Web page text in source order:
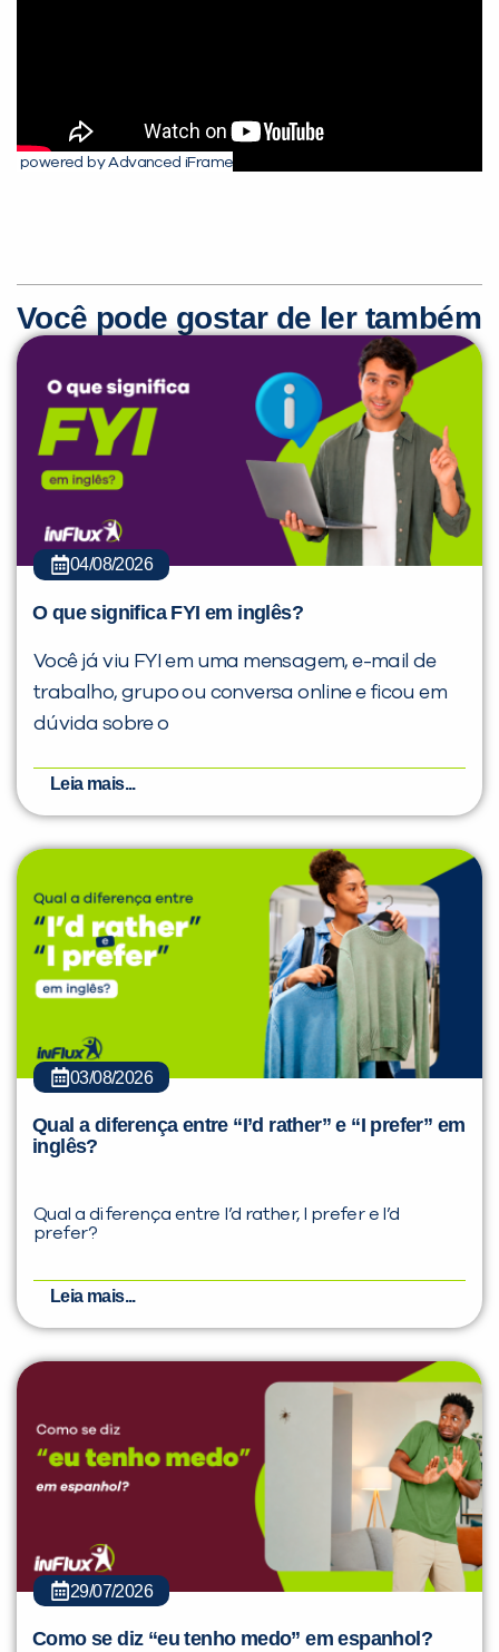
powered by Advanced iFrame
Você pode gostar de ler também
04/08/2026
O que significa FYI em inglês?
Você já viu FYI em uma mensagem, e-mail de
trabalho, grupo ou conversa online e ficou em
dúvida sobre o
Leia mais...
03/08/2026
Qual a diferença entre “I’d rather” e “I prefer” em
inglês?
Qual a diferença entre I’d rather, I prefer e I’d
prefer?
Leia mais...
29/07/2026
Como se diz “eu tenho medo” em espanhol?